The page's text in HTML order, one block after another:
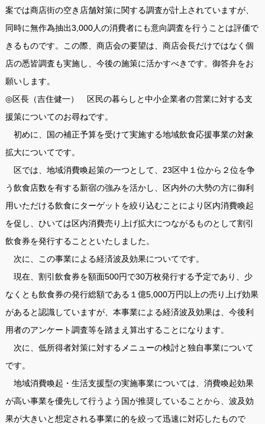
案では商店街の空き店舗対策に関する調査が計上されていますが、
同時に無作為抽出3,000人の消費者にも意向調査を行うことは評価で
きるものです。この際、商店会の要望は、商店会長だけではなく個
店の悉皆調査も実施し、今後の施策に活かすべきです。御答弁をお
願いします。
◎区長（吉住健一） 区民の暮らしと中小企業者の営業に対する支
援策についてのお尋ねです。
初めに、国の補正予算を受けて実施する地域飲食応援事業の対象
拡大についてです。
区では、地域消費喚起策の一つとして、23区中１位から２位を争
う飲食店数を有する新宿の強みを活かし、区内外の大勢の方に御利
用いただける飲食にターゲットを絞り込むことにより区内消費喚起
を促し、ひいては区内消費売り上げ拡大につながるものとして割引
飲食券を発行することといたしました。
次に、この事業による経済波及効果についてです。
現在、割引飲食券を額面500円で30万枚発行する予定であり、少
なくとも飲食券の発行総額である１億5,000万円以上の売り上げ効果
があると認識していますが、本事業による経済波及効果は、今後利
用者のアンケート調査等を踏まえ算出することになります。
次に、低所得者対策に対するメニューの検討と独自事業について
です。
地域消費喚起・生活支援型の実施事業については、消費喚起効果
が高い事業を優先して行うよう国が推奨していることから、波及効
果が大きいと想定される事業に的を絞って迅速に対応したもので